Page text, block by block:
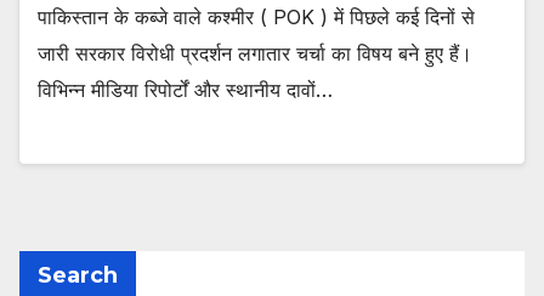
पाकिस्तान के कब्जे वाले कश्मीर ( POK ) में पिछले कई दिनों से
जारी सरकार विरोधी प्रदर्शन लगातार चर्चा का विषय बने हुए हैं।
विभिन्न मीडिया रिपोर्टों और स्थानीय दावों…
Search